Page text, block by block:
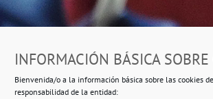
INFORMACIÓN BÁSICA SOBRE
Bienvenida/o a la información básica sobre las cookies
responsabilidad de la entidad:
Ropero Solidario de Usera
Beasáin 25-33posterior, local 3 –